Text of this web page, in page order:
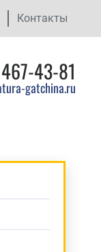
Контакты
43-81
gatchina.ru